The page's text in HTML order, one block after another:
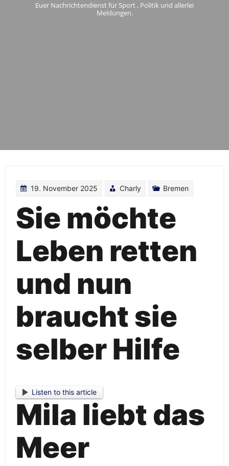
Euer Nachrichtendienst für Sport , Politik und allerlei
Meldungen.
19. November 2025 Charly Bremen
Sie möchte
Leben retten
und nun
braucht sie
selber Hilfe
Listen to this article
Mila liebt das
Meer